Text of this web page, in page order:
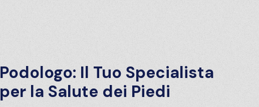
Podologo: Il Tuo Specialista
per la Salute dei Piedi